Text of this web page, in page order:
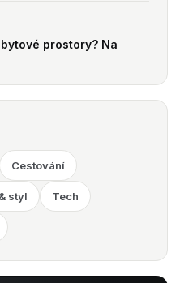
prostory? Na
Cestování
styl Tech